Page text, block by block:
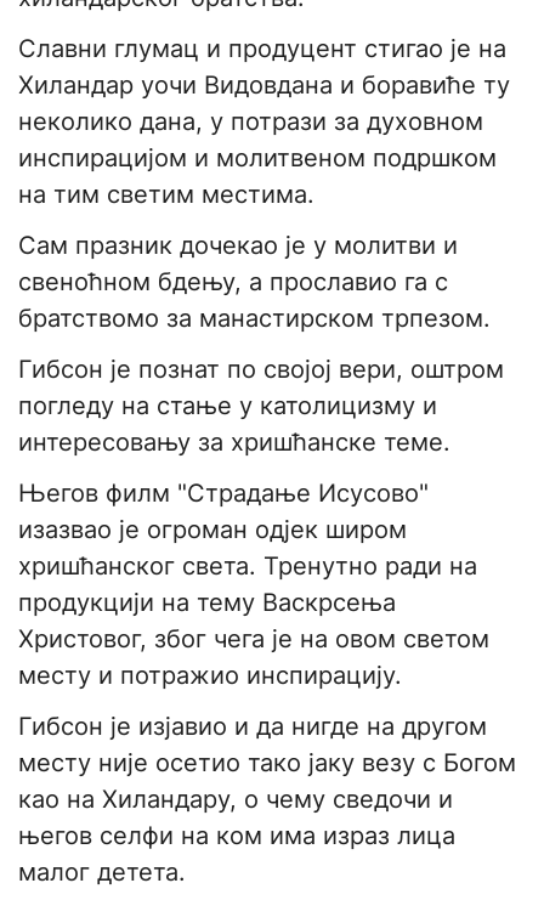
Славни глумац и продуцент стигао је на
Хиландар уочи Видовдана и боравиће ту
неколико дана, у потрази за духовном
инспирацијом и молитвеном подршком
на тим светим местима.
Сам празник дочекао је у молитви и
свеноћном бдењу, а прославио га с
братствомо за манастирском трпезом.
Гибсон је познат по својој вери, оштром
погледу на стање у католицизму и
интересовању за хришћанске теме.
Његов филм "Страдање Исусово"
изазвао је огроман одјек широм
хришћанског света. Тренутно ради на
продукцији на тему Васкрсења
Христовог, због чега је на овом светом
месту и потражио инспирацију.
Гибсон је изјавио и да нигде на другом
месту није осетио тако јаку везу с Богом
као на Хиландару, о чему сведочи и
његов селфи на ком има израз лица
малог детета.